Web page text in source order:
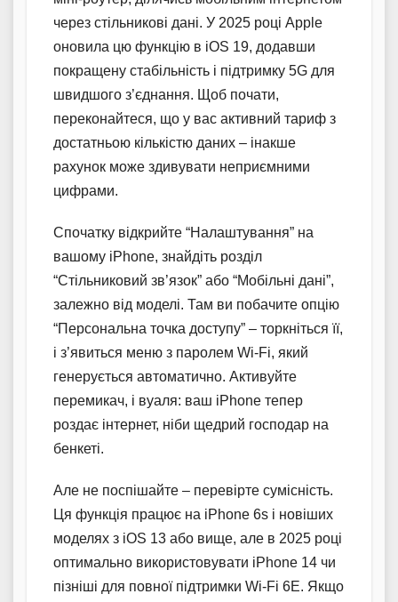
через стільникові дані. У 2025 році Apple
оновила цю функцію в iOS 19, додавши
покращену стабільність і підтримку 5G для
швидшого з’єднання. Щоб почати,
переконайтеся, що у вас активний тариф з
достатньою кількістю даних – інакше
рахунок може здивувати неприємними
цифрами.
Спочатку відкрийте “Налаштування” на
вашому iPhone, знайдіть розділ
“Стільниковий зв’язок” або “Мобільні дані”,
залежно від моделі. Там ви побачите опцію
“Персональна точка доступу” – торкніться її,
і з’явиться меню з паролем Wi-Fi, який
генерується автоматично. Активуйте
перемикач, і вуаля: ваш iPhone тепер
роздає інтернет, ніби щедрий господар на
бенкеті.
Але не поспішайте – перевірте сумісність.
Ця функція працює на iPhone 6s і новіших
моделях з iOS 13 або вище, але в 2025 році
оптимально використовувати iPhone 14 чи
пізніші для повної підтримки Wi-Fi 6E. Якщо